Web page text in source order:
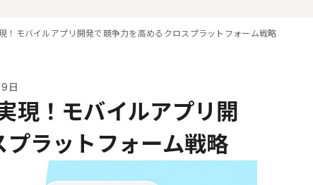
モバイルアプリ開発で競争力を高めるクロスプラットフォーム戦略
日
！モバイルアプリ開
ラットフォーム戦略